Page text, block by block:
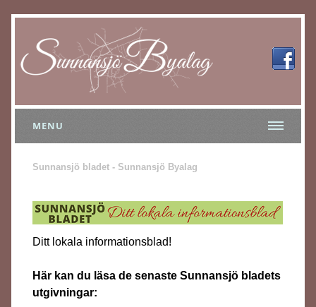
MENU
Sunnansjö bladet - Sunnansjö Byalag
Ditt lokala informationsblad!
Här kan du läsa de senaste Sunnansjö bladets
utgivningar: